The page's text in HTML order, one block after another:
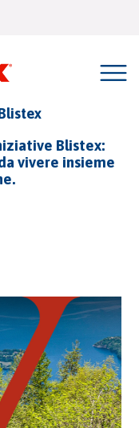
Blistex:
vivere insieme